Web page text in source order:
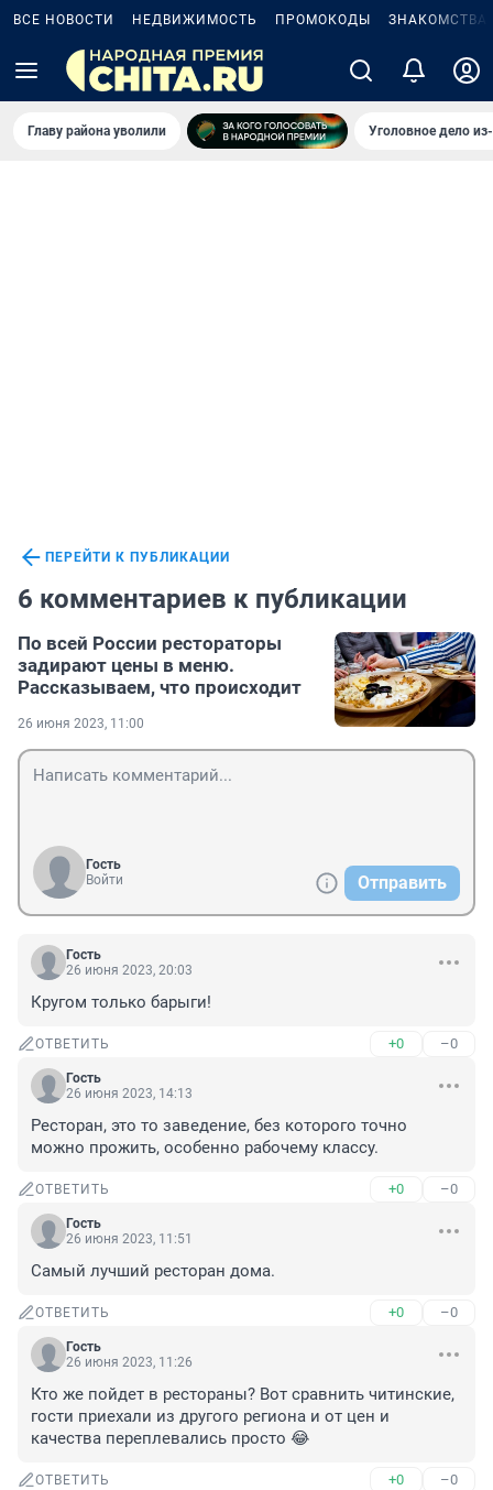
ВСЕ НОВОСТИ НЕДВИЖИМОСТЬ ПРОМОКОДЫ ЗНАКОМСТВА
Главу района уволили Уголовное дело
ПЕРЕЙТИ К ПУБЛИКАЦИИ
6 комментариев к публикации
По всей России рестораторы
задирают цены в меню.
Рассказываем, что происходит
26 июня 2023, 11:00
Гость
Войти
Отправить
Гость
26 июня 2023, 20:03
Кругом только барыги!
ОТВЕТИТЬ +0 –0
Гость
26 июня 2023, 14:13
Ресторан, это то заведение, без которого точно
можно прожить, особенно рабочему классу.
ОТВЕТИТЬ +0 –0
Гость
26 июня 2023, 11:51
Самый лучший ресторан дома.
ОТВЕТИТЬ +0 –0
Гость
26 июня 2023, 11:26
Кто же пойдет в рестораны? Вот сравнить читинские,
гости приехали из другого региона и от цен и
качества переплевались просто 😂
ОТВЕТИТЬ +0 –0